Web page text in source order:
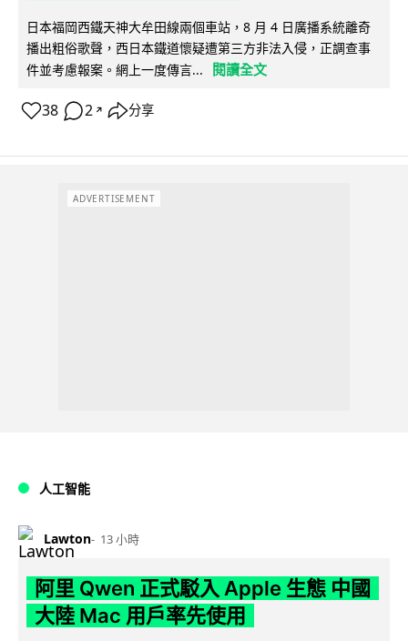
日本福岡西鐵天神大牟田線兩個車站，8 月 4 日廣播系統離奇
播出粗俗歌聲，西日本鐵道懷疑遭第三方非法入侵，正調查事
件並考慮報案。網上一度傳言...
閱讀全文
38 2 ↗ 分享
ADVERTISEMENT
人工智能
Lawton 13 小時
阿里 Qwen 正式駁入 Apple 生態 中國
大陸 Mac 用戶率先使用